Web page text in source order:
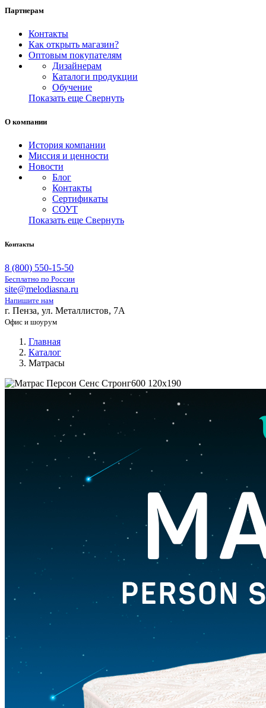
Партнерам
Контакты
Как открыть магазин?
Оптовым покупателям
Дизайнерам
Каталоги продукции
Обучение
Показать еще Свернуть
О компании
История компании
Миссия и ценности
Новости
Блог
Контакты
Сертификаты
СОУТ
Показать еще Свернуть
Контакты
8 (800) 550-15-50
Бесплатно по России
site@melodiasna.ru
Напишите нам
г. Пенза, ул. Металлистов, 7А
Офис и шоурум
Главная
Каталог
Матрасы